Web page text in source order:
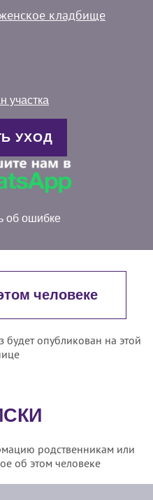
кладбище
участка
УХОД
об ошибке
человеке
опубликован на этой
родственникам или
об этом человеке